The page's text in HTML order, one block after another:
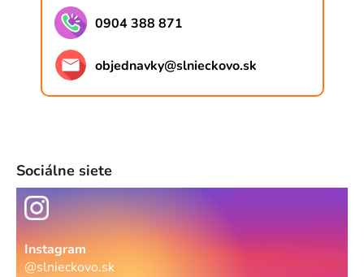
0904 388 871
objednavky@slnieckovo.sk
Sociálne siete
Instagram
@slnieckovo.sk